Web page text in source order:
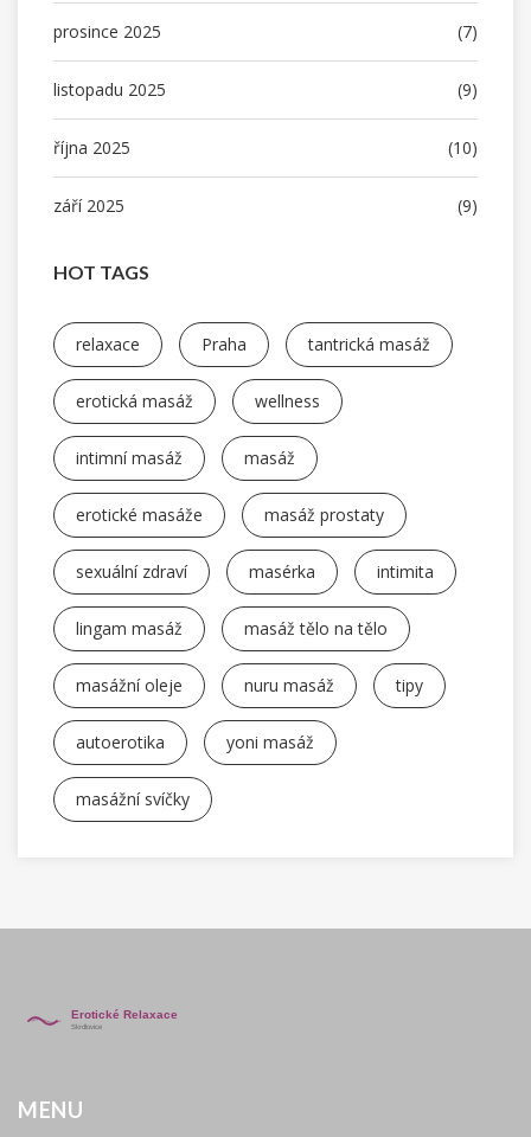
prosince 2025 (7)
listopadu 2025 (9)
října 2025 (10)
září 2025 (9)
HOT TAGS
relaxace Praha tantrická masáž
erotická masáž wellness
intimní masáž masáž
erotické masáže masáž prostaty
sexuální zdraví masérka intimita
lingam masáž masáž tělo na tělo
masážní oleje nuru masáž tipy
autoerotika yoni masáž
masážní svíčky
MENU